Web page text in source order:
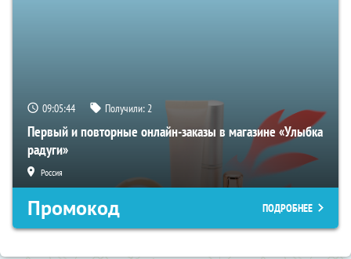
09:05:43 Получили:2
Первый и повторные онлайн-заказы в магазине «Улыбка
радуги»
Россия
Промокод ПОДРОБНЕЕ